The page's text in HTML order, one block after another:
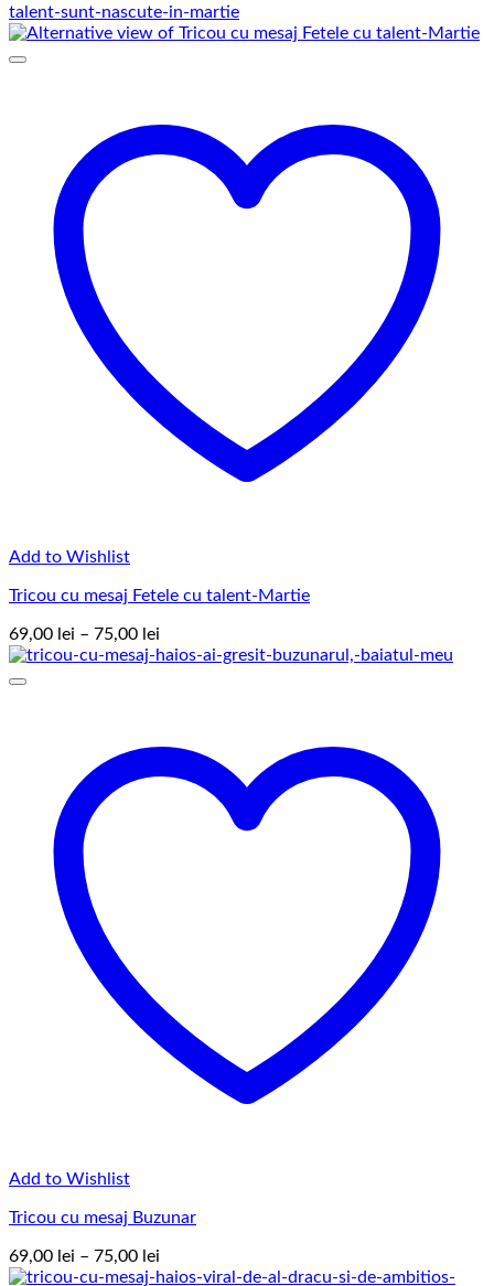
prețuri:
69,00 lei
Add to Wishlist
Tricou cu mesaj Fetele cu talent-Martie
69,00 lei – 75,00 lei
de
75,00 lei
Add to Wishlist
Tricou cu mesaj Buzunar
69,00 lei – 75,00 lei
de